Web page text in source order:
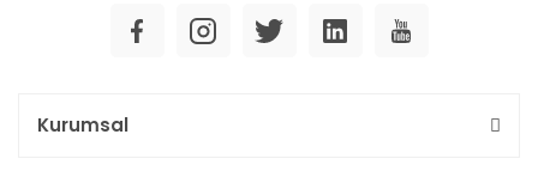
Kurumsal